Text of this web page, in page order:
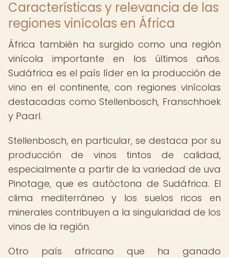
Características y relevancia de las
regiones vinícolas en África
África también ha surgido como una región
vinícola importante en los últimos años.
Sudáfrica es el país líder en la producción de
vino en el continente, con regiones vinícolas
destacadas como Stellenbosch, Franschhoek
y Paarl.
Stellenbosch, en particular, se destaca por su
producción de vinos tintos de calidad,
especialmente a partir de la variedad de uva
Pinotage, que es autóctona de Sudáfrica. El
clima mediterráneo y los suelos ricos en
minerales contribuyen a la singularidad de los
vinos de la región.
Otro país africano que ha ganado